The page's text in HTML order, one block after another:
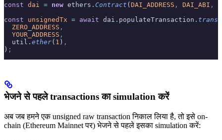
const dai = new ethers . Contract ( DAI_ADDRESS , DAI_ABI ,
const unsignedTx = await dai . populateTransaction .
  ZERO_ADDRESS
,
  YOUR_ADDRESS
,
  util
. ether( 1 ) ,
) ;
भेजने से पहले transactions का simulation करें
अब जब हमने एक unsigned raw transaction निकाल लिया है, तो इसे on-
chain (Ethereum Mainnet पर) भेजने से पहले इसका simulation करें: